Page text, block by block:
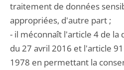
traitement de données
appropriées, d'autre part ;
- il méconnaît l'article 4 de la
du 27 avril 2016 et l'article
1978 en permettant la